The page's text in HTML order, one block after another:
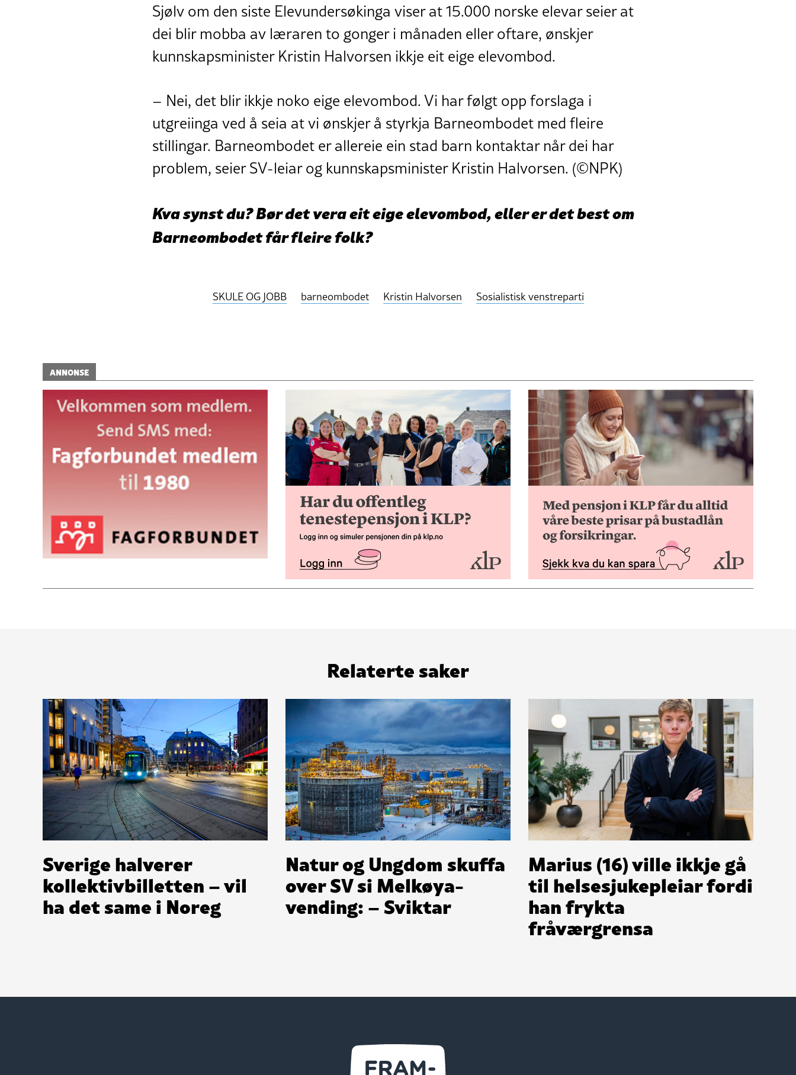
Sjølv om den siste Elevundersøkinga viser at 15.000 norske elevar seier at
dei blir mobba av læraren to gonger i månaden eller oftare, ønskjer
kunnskapsminister Kristin Halvorsen ikkje eit eige elevombod.
– Nei, det blir ikkje noko eige elevombod. Vi har følgt opp forslaga i
utgreiinga ved å seia at vi ønskjer å styrkja Barneombodet med fleire
stillingar. Barneombodet er allereie ein stad barn kontaktar når dei har
problem, seier SV-leiar og kunnskapsminister Kristin Halvorsen. (©NPK)
Kva synst du? Bør det vera eit eige elevombod, eller er det best om
Barneombodet får fleire folk?
SKULE OG JOBB barneombodet Kristin Halvorsen Sosialistisk venstreparti
ANNONSE
Relaterte saker
Sverige halverer
kollektivbilletten – vil
ha det same i Noreg
Natur og Ungdom skuffa
over SV si Melkøya-
vending: – Sviktar
Marius (16) ville ikkje gå
til helsesjukepleiar fordi
han frykta
fråværgrensa